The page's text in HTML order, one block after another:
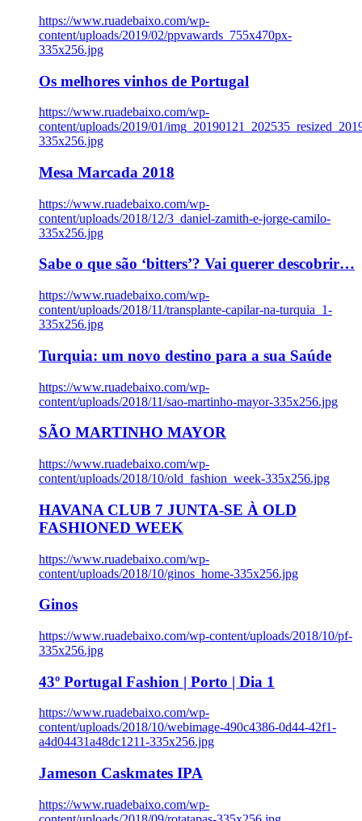
https://www.ruadebaixo.com/wp-
content/uploads/2019/02/ppvawards_755x470px-
335x256.jpg
Os melhores vinhos de Portugal
https://www.ruadebaixo.com/wp-
content/uploads/2019/01/
335x256.jpg
Mesa Marcada 2018
https://www.ruadebaixo.com/wp-
content/uploads/2018/12/3_daniel-zamith-e-jorge-camilo-
335x256.jpg
Sabe o que são ‘bitters’? Vai querer descobrir…
https://www.ruadebaixo.com/wp-
content/uploads/2018/11/transplante-capilar-na-turquia_1-
335x256.jpg
Turquia: um novo destino para a sua Saúde
https://www.ruadebaixo.com/wp-
content/uploads/2018/11/sao-martinho-mayor-335x256.jpg
SÃO MARTINHO MAYOR
https://www.ruadebaixo.com/wp-
content/uploads/2018/10/old_fashion_week-335x256.jpg
HAVANA CLUB 7 JUNTA-SE À OLD
FASHIONED WEEK
https://www.ruadebaixo.com/wp-
content/uploads/2018/10/ginos_home-335x256.jpg
Ginos
https://www.ruadebaixo.com/wp-content/uploads/2018/10/pf-
335x256.jpg
43º Portugal Fashion | Porto | Dia 1
https://www.ruadebaixo.com/wp-
content/uploads/2018/10/webimage-490c4386-0d44-42f1-
a4d04431a48dc1211-335x256.jpg
Jameson Caskmates IPA
https://www.ruadebaixo.com/wp-